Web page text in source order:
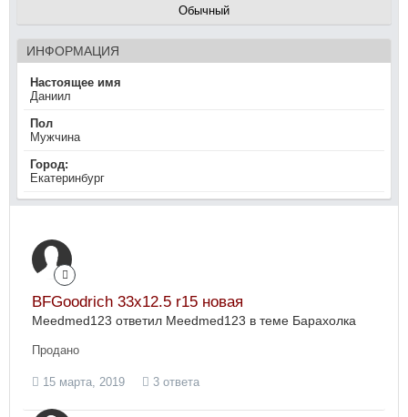
Обычный
ИНФОРМАЦИЯ
Настоящее имя
Даниил
Пол
Мужчина
Город:
Екатеринбург
BFGoodrich 33х12.5 r15 новая
Meedmed123 ответил Meedmed123 в теме Барахолка
Продано
15 марта, 2019 3 ответа